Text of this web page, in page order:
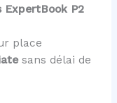
ExpertBook P2
place
sans délai de